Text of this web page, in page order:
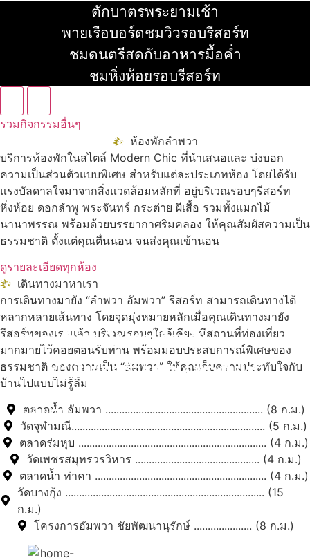
นับหิ่งห้อย ร้อยลำพู ดูพระจันทร์
ตักบาตรพระยามเช้า
อ่านเพิ่ม
พายเรือบอร์ดชมวิวรอบรีสอร์ท
อ่านเพิ่ม
ชมดนตรีสดกับอาหารมื้อค่ำ
อ่านเพิ่ม
ชมหิ่งห้อยรอบรีสอร์ท
รวมกิจกรรมอื่นๆ
ห้องพักลำพวา
บริการห้องพักในสไตล์ Modern Chic ที่นำเสนอและ บ่งบอก
ความเป็นส่วนตัวแบบพิเศษ สำหรับแต่ละประเภทห้อง โดยได้รับ
แรงบัลดาลใจมาจากสิ่งแวดล้อมหลักที่ อยู่บริเวณรอบๆรีสอร์ท
หิ่งห้อย ดอกลำพู พระจันทร์ กระต่าย ผีเสื้อ รวมทั้งแมกไม้
นานาพรรณ พร้อมด้วยบรรยากาศริมคลอง ให้คุณสัมผัสความเป็น
ธรรมชาติ ตั้งแต่คุณตื่นนอน จนส่งคุณเข้านอน
ดูรายละเอียดทุกห้อง
เดินทางมาหาเรา
การเดินทางมายัง “ลำพวา อัมพวา” รีสอร์ท สามารถเดินทางได้
หลากหลายเส้นทาง โดยจุดมุ่งหมายหลักเมื่อคุณเดินทางมายัง
รีสอร์ทของเราแล้ว บริเวณรอบๆใกล้เคียง มีสถานที่ท่องเที่ยว
มากมายไว้คอยตอนรับท่าน พร้อมมอบประสบการณ์พิเศษของ
ธรรมชาติ ของความเป็น “อัมพวา” ให้คุณเก็บความประทับใจกับ
บ้านไปแบบไม่รู้ลืม
ตลาดน้ำ อัมพวา ......................................................... (8 ก.ม.)
วัดจุฬามณี...................................................................... (5 ก.ม.)
ตลาดร่มหุบ .................................................................... (4 ก.ม.)
วัดเพชรสมุทรวรวิหาร ............................................. (4 ก.ม.)
ตลาดน้ำ ท่าคา .............................................................. (4 ก.ม.)
วัดบางกุ้ง ........................................................................ (15
ก.ม.)
โครงการอัมพวา ชัยพัฒนานุรักษ์ ..................... (8 ก.ม.)
สถานที่ท่องเที่ยวรอบรีสอร์ท
"ตลาดน้ำอัมพวา"
ดูทั้งหมด